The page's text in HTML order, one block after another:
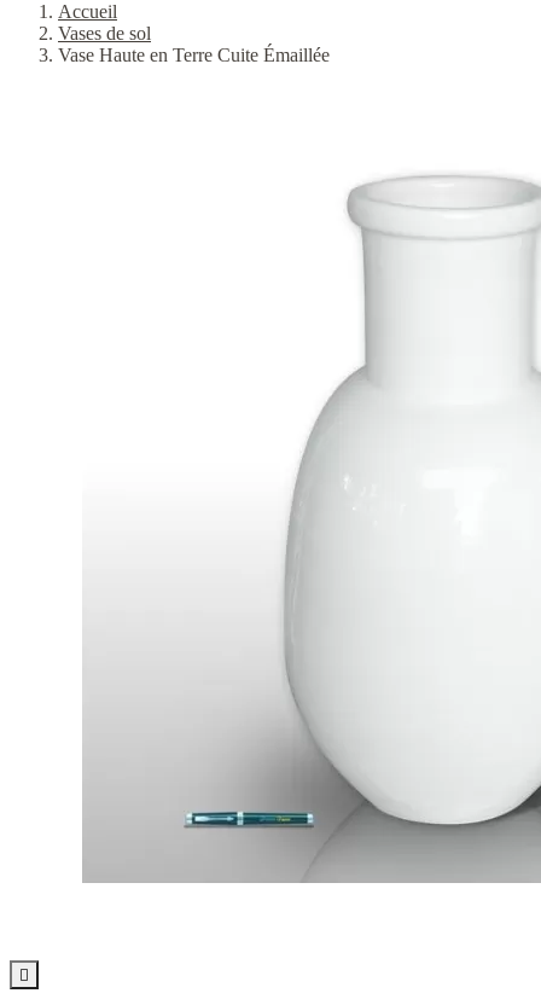
Accueil
Vases de sol
Vase Haute en Terre Cuite Émaillée
